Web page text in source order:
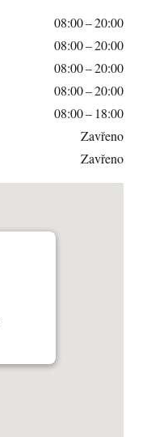
08:00 – 20:00
08:00 – 20:00
08:00 – 20:00
08:00 – 20:00
08:00 – 18:00
Zavřeno
Zavřeno